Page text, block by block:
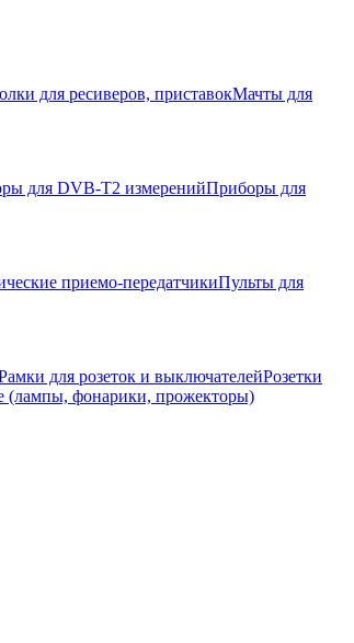
для ресиверов, приставокМачты для
для DVB-T2 измеренийПриборы для
приемо-передатчикиПульты для
для розеток и выключателейРозетки
(лампы, фонарики, прожекторы)